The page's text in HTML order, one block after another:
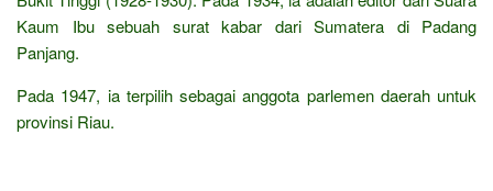
Kaum Ibu sebuah surat kabar dari Sumatera di Padang
Panjang.
Pada 1947, ia terpilih sebagai anggota parlemen daerah untuk
provinsi Riau.